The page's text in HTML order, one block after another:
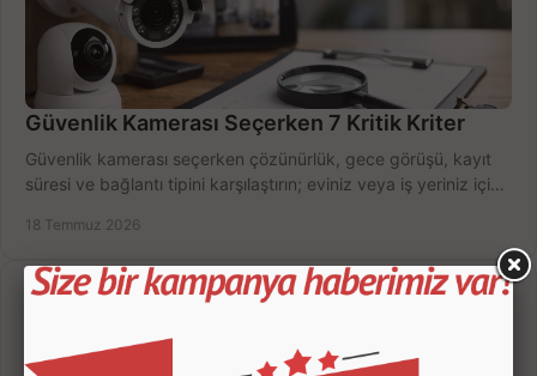
Güvenlik Kamerası Seçerken 7 Kritik Kriter
Güvenlik kamerası seçerken çözünürlük, gece görüşü, kayıt
süresi ve bağlantı tipini karşılaştırın; eviniz veya iş yeriniz için
18 Temmuz 2026